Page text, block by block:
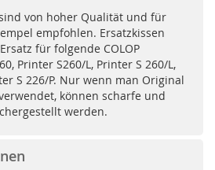
sind von hoher Qualität und für
empfohlen. Ersatzkissen
für folgende COLOP
Printer S260/L, Printer S 260/L,
S 226/P. Nur wenn man Original
können scharfe und
werden.